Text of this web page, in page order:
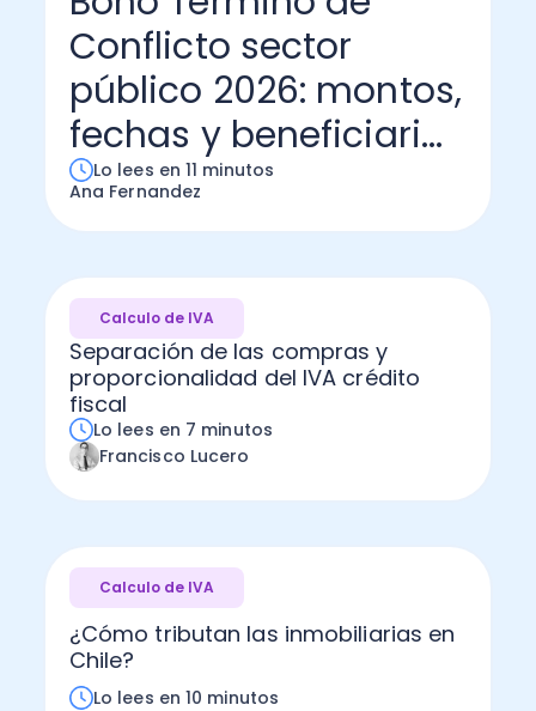
Administración Empresarial
Ver todo
Software Factura y Administración
Ver Todo
Kits
Autores
Conflicto sector
público 2026: montos,
fechas y beneficiari...
Lo lees en 11 minutos
Ana Fernandez
Calculo de IVA
Separación de las compras y
proporcionalidad del IVA crédito
fiscal
Lo lees en 7 minutos
Francisco Lucero
Calculo de IVA
¿Cómo tributan las inmobiliarias en
Chile?
Lo lees en 10 minutos